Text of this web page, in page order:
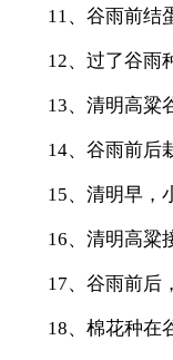
11、谷雨前结
12、过了谷雨
13、清明高粱
14、谷雨前后
15、清明早，
16、清明高粱
17、谷雨前后
18、棉花种在